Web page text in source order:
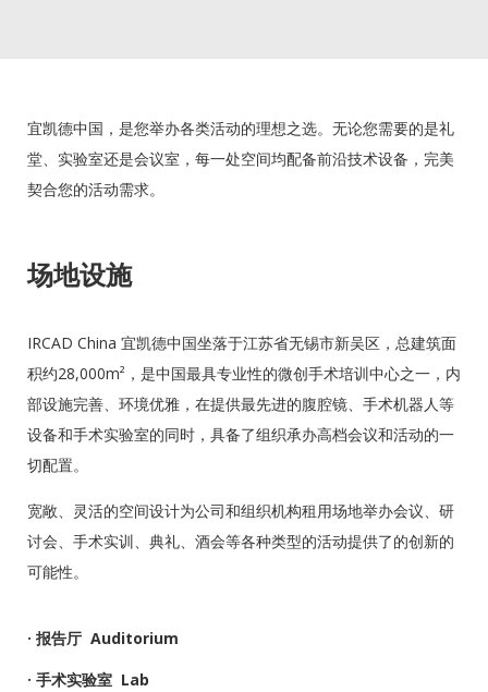
宜凯德中国，是您举办各类活动的理想之选。无论您需要的是礼
堂、实验室还是会议室，每一处空间均配备前沿技术设备，完美
契合您的活动需求。
场地设施
IRCAD China 宜凯德中国坐落于江苏省无锡市新吴区，总建筑面
积约28,000m²，是中国最具专业性的微创手术培训中心之一，内
部设施完善、环境优雅，在提供最先进的腹腔镜、手术机器人等
设备和手术实验室的同时，具备了组织承办高档会议和活动的一
切配置。
宽敞、灵活的空间设计为公司和组织机构租用场地举办会议、研
讨会、手术实训、典礼、酒会等各种类型的活动提供了的创新的
可能性。
· 报告厅 Auditorium
· 手术实验室 Lab